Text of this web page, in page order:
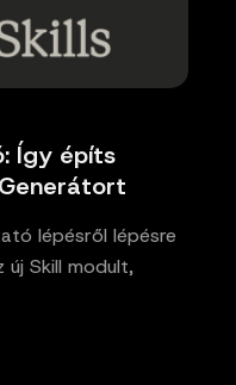
Így építs
lépésről lépésre
Skill modult,